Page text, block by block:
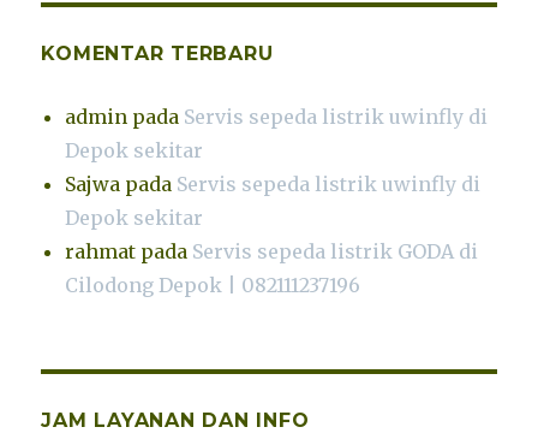
KOMENTAR TERBARU
admin pada Servis sepeda listrik uwinfly di
Depok sekitar
Sajwa pada Servis sepeda listrik uwinfly di
Depok sekitar
rahmat pada Servis sepeda listrik GODA di
Cilodong Depok | 082111237196
JAM LAYANAN DAN INFO